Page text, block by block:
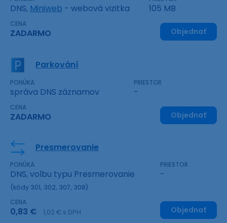
DNS, Miniweb - webová vizitka 105 MB
CENA
ZADARMO Objednať
Parkování
PONÚKA
správa DNS záznamov
PRIESTOR
-
CENA
ZADARMO Objednať
Presmerovanie
PONÚKA
DNS, volbu typu Presmerovanie
(kódy 301, 302, 307, 308)
PRIESTOR
-
CENA
0,83 € 1,02 € s DPH Objednať